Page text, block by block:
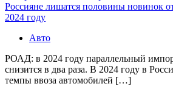
Россияне лишатся половины новинок
2024 году
Авто
РОАД: в 2024 году параллельный
снизится в два раза. В 2024 году в
темпы ввоза автомобилей […]